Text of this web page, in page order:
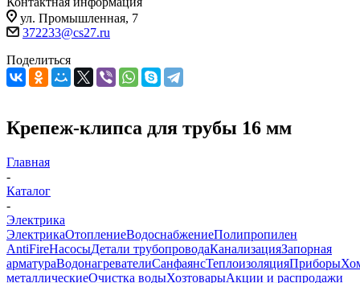
ул. Промышленная, 7
372233@cs27.ru
Поделиться
Крепеж-клипса для трубы 16 мм
Главная
-
Каталог
-
Электрика
ЭлектрикаОтоплениеВодоснабжениеПолипропилен
AntiFireНасосыДетали трубопроводаКанализацияЗапорная
арматураВодонагревателиСанфаянсТеплоизоляцияПриборы
металлическиеОчистка водыХозтоварыАкции и распродажи